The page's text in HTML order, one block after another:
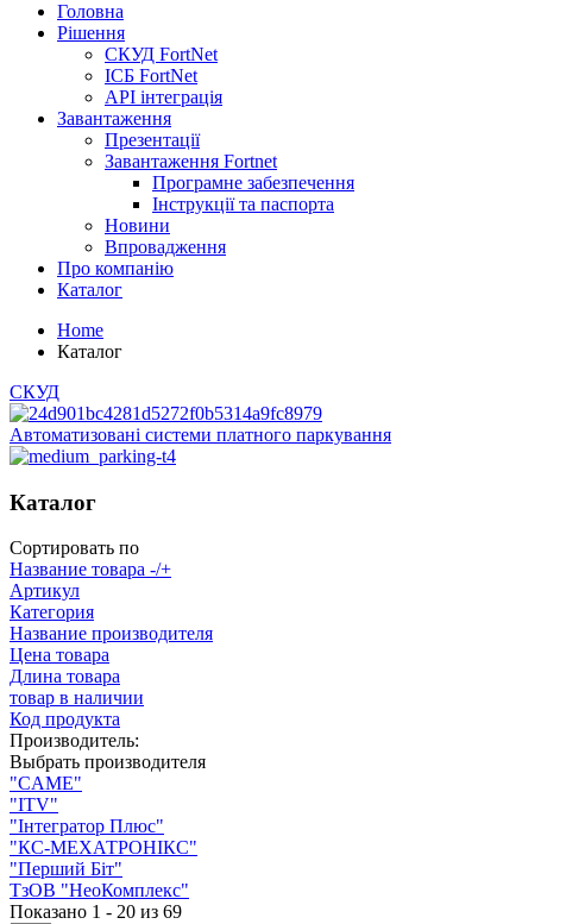
Головна
Рішення
СКУД FortNet
ІСБ FortNet
API інтеграція
Завантаження
Презентації
Завантаження Fortnet
Програмне забезпечення
Інструкції та паспорта
Новини
Впровадження
Про компанію
Каталог
Home
Каталог
СКУД
Автоматизовані системи платного паркування
Каталог
Сортировать по
Название товара -/+
Артикул
Категория
Название производителя
Цена товара
Длина товара
товар в наличии
Код продукта
Производитель:
Выбрать производителя
"CAME"
"ITV"
"Інтегратор Плюс"
"КС-МЕХАТРОНІКС"
"Перший Біт"
ТзОВ "НеоКомплекс"
Показано 1 - 20 из 69